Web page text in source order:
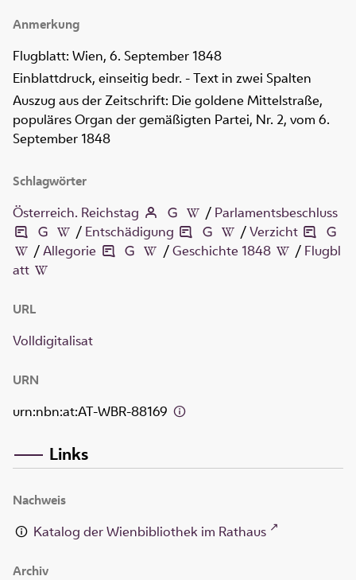
Anmerkung
Flugblatt: Wien, 6. September 1848
Einblattdruck, einseitig bedr. - Text in zwei Spalten
Auszug aus der Zeitschrift: Die goldene Mittelstraße,
populäres Organ der gemäßigten Partei, Nr. 2, vom 6.
September 1848
Schlagwörter
Österreich. Reichstag / Parlamentsbeschluss
/ Entschädigung /Verzicht
/Allegorie / Geschichte 1848 / Flugbl
att
URL
Volldigitalisat
URN
urn:nbn:at:AT-WBR-88169
Links
Nachweis
Katalog der Wienbibliothek im Rathaus
Archiv